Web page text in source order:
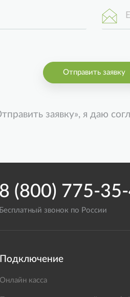
Отправить заявку
заявку», я даю
8 (800) 775-
Бесплатный звонок по России
Подключение
Онлайн касса